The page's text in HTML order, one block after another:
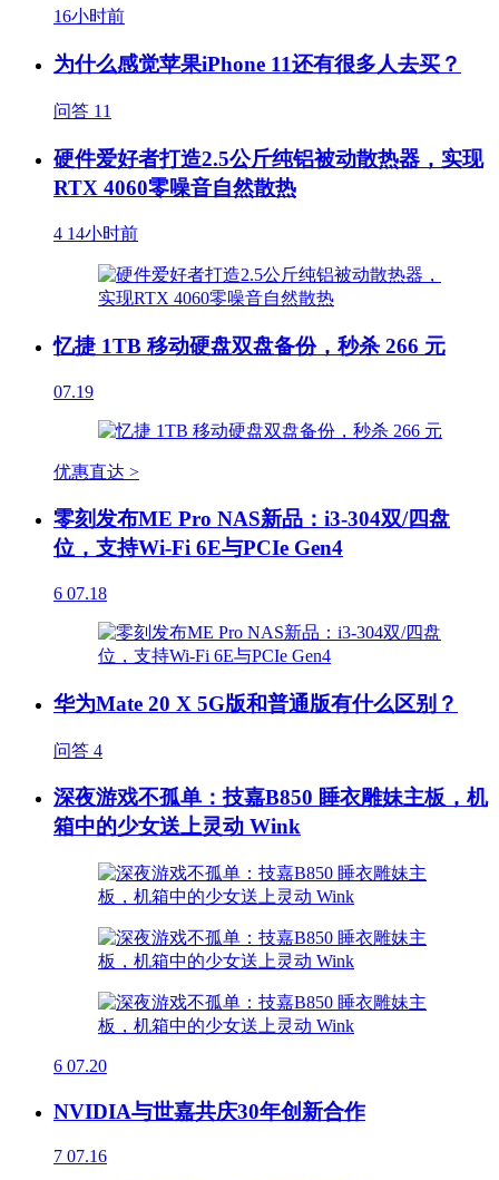
16小时前
为什么感觉苹果iPhone 11还有很多人去买？
问答 11
硬件爱好者打造2.5公斤纯铝被动散热器，实现
RTX 4060零噪音自然散热
4 14小时前
忆捷 1TB 移动硬盘双盘备份，秒杀 266 元
07.19
优惠直达 >
零刻发布ME Pro NAS新品：i3-304双/四盘
位，支持Wi-Fi 6E与PCIe Gen4
6 07.18
华为Mate 20 X 5G版和普通版有什么区别？
问答 4
深夜游戏不孤单：技嘉B850 睡衣雕妹主板，机
箱中的少女送上灵动 Wink
6 07.20
NVIDIA与世嘉共庆30年创新合作
7 07.16